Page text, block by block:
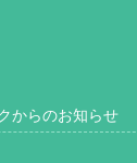
からのお知らせ